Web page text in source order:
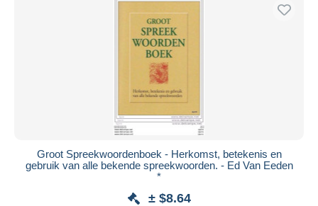
Groot Spreekwoordenboek - Herkomst, betekenis en
gebruik van alle bekende spreekwoorden. - Ed Van Eeden
*
± $8.64